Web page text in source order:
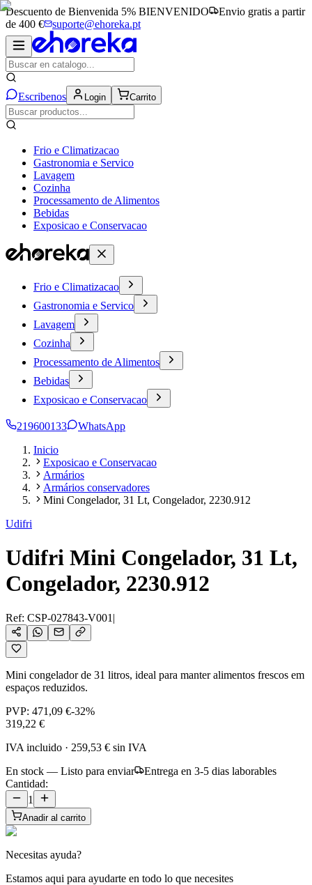
Descuento de Bienvenida 5% BIENVENIDO
Envio gratis a partir
de 400 €
suporte@ehoreka.pt
Escribenos Login Carrito
Frio e Climatizacao
Gastronomia e Servico
Lavagem
Cozinha
Processamento de Alimentos
Bebidas
Exposicao e Conservacao
Frio e Climatizacao
Gastronomia e Servico
Lavagem
Cozinha
Processamento de Alimentos
Bebidas
Exposicao e Conservacao
219600133
WhatsApp
Inicio
Exposicao e Conservacao
Armários
Armários conservadores
Mini Congelador, 31 Lt, Congelador, 2230.912
Udifri
Udifri Mini Congelador, 31 Lt,
Congelador, 2230.912
Ref: CSP-027843-V001 |
Mini congelador de 31 litros, ideal para manter alimentos frescos em
espaços reduzidos.
PVP: 471,09 €-32%
319,22 €
IVA incluido · 259,53 € sin IVA
En stock — Listo para enviar
Entrega en 3-5 dias laborables
Cantidad:
1
Anadir al carrito
Necesitas ayuda?
Estamos aqui para ayudarte en todo lo que necesites